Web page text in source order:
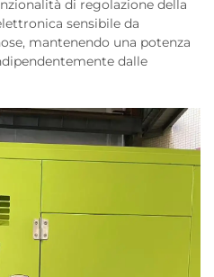
di regolazione della
sensibile da
mantenendo una potenza
dalle